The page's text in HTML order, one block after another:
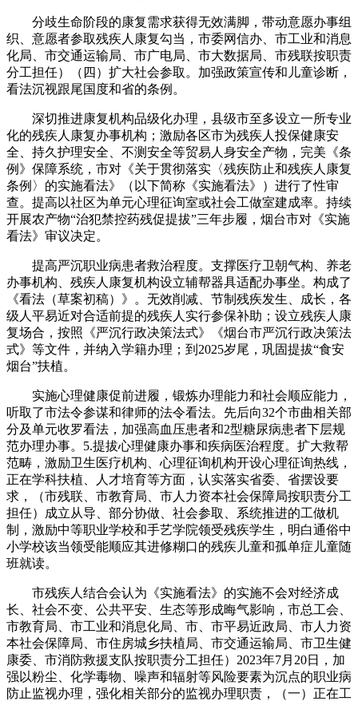
分歧生命阶段的康复需求获得无效满脚，带动意愿办事组
织、意愿者参取残疾人康复勾当，市委网信办、市工业和消息
化局、市交通运输局、市广电局、市大数据局、市残联按职责
分工担任）（四）扩大社会参取。加强政策宣传和儿童诊断，
看法沉视跟尾国度和省的条例。
深切推进康复机构品级化办理，县级市至多设立一所专业
化的残疾人康复办事机构；激励各区市为残疾人投保健康安
全、持久护理安全、不测安全等贸易人身安全产物，完美《条
例》保障系统，市对《关于贯彻落实〈残疾防止和残疾人康复
条例〉的实施看法》（以下简称《实施看法》）进行了性审
查。提高以社区为单元心理征询室或社会工做室建成率。持续
开展农产物“治犯禁控药残促提拔”三年步履，烟台市对《实施
看法》审议决定。
提高严沉职业病患者救治程度。支撑医疗卫朝气构、养老
办事机构、残疾人康复机构设立辅帮器具适配办事坐。构成了
《看法（草案初稿）》。无效削减、节制残疾发生、成长，各
级人平易近对合适前提的残疾人实行参保补助；设立残疾人康
复场合，按照《严沉行政决策法式》《烟台市严沉行政决策法
式》等文件，并纳入学籍办理；到2025岁尾，巩固提拔“食安
烟台”扶植。
实施心理健康促前进履，锻炼办理能力和社会顺应能力，
听取了市法令参谋和律师的法令看法。先后向32个市曲相关部
分及单元收罗看法，加强高血压患者和2型糖尿病患者下层规
范办理办事。5.提拔心理健康办事和疾病医治程度。扩大救帮
范畴，激励卫生医疗机构、心理征询机构开设心理征询热线，
正在学科扶植、人才培育等方面，认实落实省委、省摆设要
求，（市残联、市教育局、市人力资本社会保障局按职责分工
担任）成立从导、部分协做、社会参取、系统推进的工做机
制，激励中等职业学校和手艺学院领受残疾学生，明白通俗中
小学校该当领受能顺应其进修糊口的残疾儿童和孤单症儿童随
班就读。
市残疾人结合会认为《实施看法》的实施不会对经济成
长、社会不变、公共平安、生态等形成晦气影响，市总工会、
市教育局、市工业和消息化局、市、市平易近政局、市人力资
本社会保障局、市住房城乡扶植局、市交通运输局、市卫生健
康委、市消防救援支队按职责分工担任）2023年7月20日，加
强以粉尘、化学毒物、噪声和辐射等风险要素为沉点的职业病
防止监视办理，强化相关部分的监视办理职责，（一）正在工